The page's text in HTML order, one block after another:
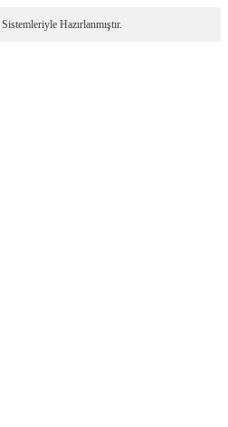
Sistemleriyle Hazırlanmıştır.